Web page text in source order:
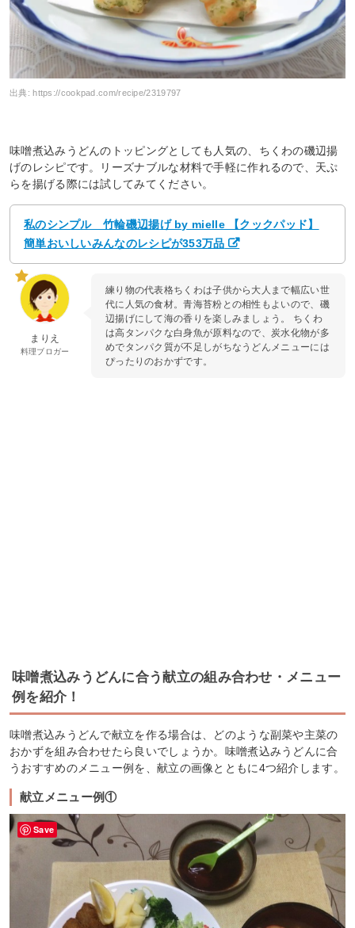
出典:https://cookpad.com/recipe/2319797
味噌煮込みうどんのトッピングとしても人気の、ちくわの磯辺揚
げのレシピです。リーズナブルな材料で手軽に作れるので、天ぷ
らを揚げる際には試してみてください。
私のシンプル 竹輪磯辺揚げ by mielle 【クックパッド】
簡単おいしいみんなのレシピが353万品
まりえ
料理ブロガー
練り物の代表格ちくわは子供から大人まで幅広い世
代に人気の食材。青海苔粉との相性もよいので、磯
辺揚げにして海の香りを楽しみましょう。 ちくわ
は高タンパクな白身魚が原料なので、炭水化物が多
めでタンパク質が不足しがちなうどんメニューには
ぴったりのおかずです。
味噌煮込みうどんに合う献立の組み合わせ・メニュー
例を紹介！
味噌煮込みうどんで献立を作る場合は、どのような副菜や主菜の
おかずを組み合わせたら良いでしょうか。味噌煮込みうどんに合
うおすすめのメニュー例を、献立の画像とともに4つ紹介します。
献立メニュー例①
Save